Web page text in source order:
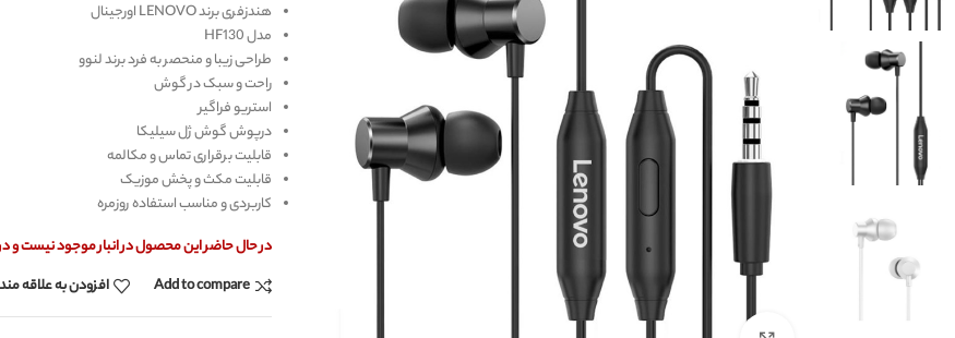
هندزفری برند LENOVO اورجینال
مدل HF130
طراحی زیبا و منحصر به فرد برند لنوو
راحت و سبک در گوش
استریو فراگیر
درپوش گوش ژل سیلیکا
قابلیت برقراری تماس و مکالمه
قابلیت مکث و پخش موزیک
کاربردی و مناسب استفاده روزمره
در حال حاضر این محصول در انبار موجود نیست و
Add to compare
افزودن به علاقه